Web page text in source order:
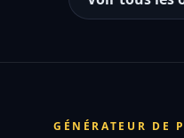
GÉNÉRATEUR DE